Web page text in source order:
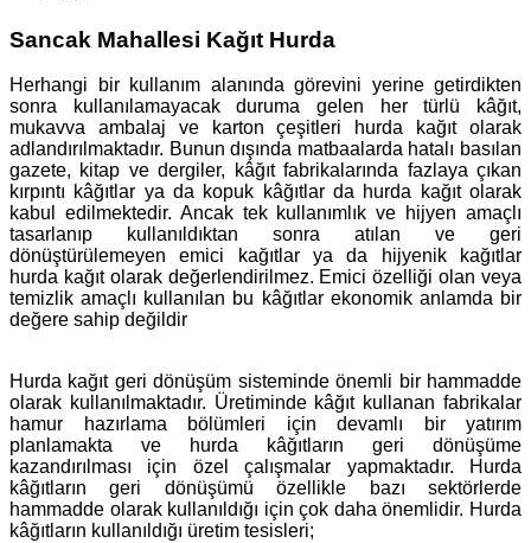
Sancak Mahallesi Kağıt Hurda
Herhangi bir kullanım alanında görevini yerine getirdikten
sonra kullanılamayacak duruma gelen her türlü kâğıt,
mukavva ambalaj ve karton çeşitleri hurda kağıt olarak
adlandırılmaktadır. Bunun dışında matbaalarda hatalı basılan
gazete, kitap ve dergiler, kâğıt fabrikalarında fazlaya çıkan
kırpıntı kâğıtlar ya da kopuk kâğıtlar da hurda kağıt olarak
kabul edilmektedir. Ancak tek kullanımlık ve hijyen amaçlı
tasarlanıp kullanıldıktan sonra atılan ve geri
dönüştürülemeyen emici kağıtlar ya da hijyenik kağıtlar
hurda kağıt olarak değerlendirilmez. Emici özelliği olan veya
temizlik amaçlı kullanılan bu kâğıtlar ekonomik anlamda bir
değere sahip değildir
Hurda kağıt geri dönüşüm sisteminde önemli bir hammadde
olarak kullanılmaktadır. Üretiminde kâğıt kullanan fabrikalar
hamur hazırlama bölümleri için devamlı bir yatırım
planlamakta ve hurda kâğıtların geri dönüşüme
kazandırılması için özel çalışmalar yapmaktadır. Hurda
kâğıtların geri dönüşümü özellikle bazı sektörlerde
hammadde olarak kullanıldığı için çok daha önemlidir. Hurda
kâğıtların kullanıldığı üretim tesisleri;